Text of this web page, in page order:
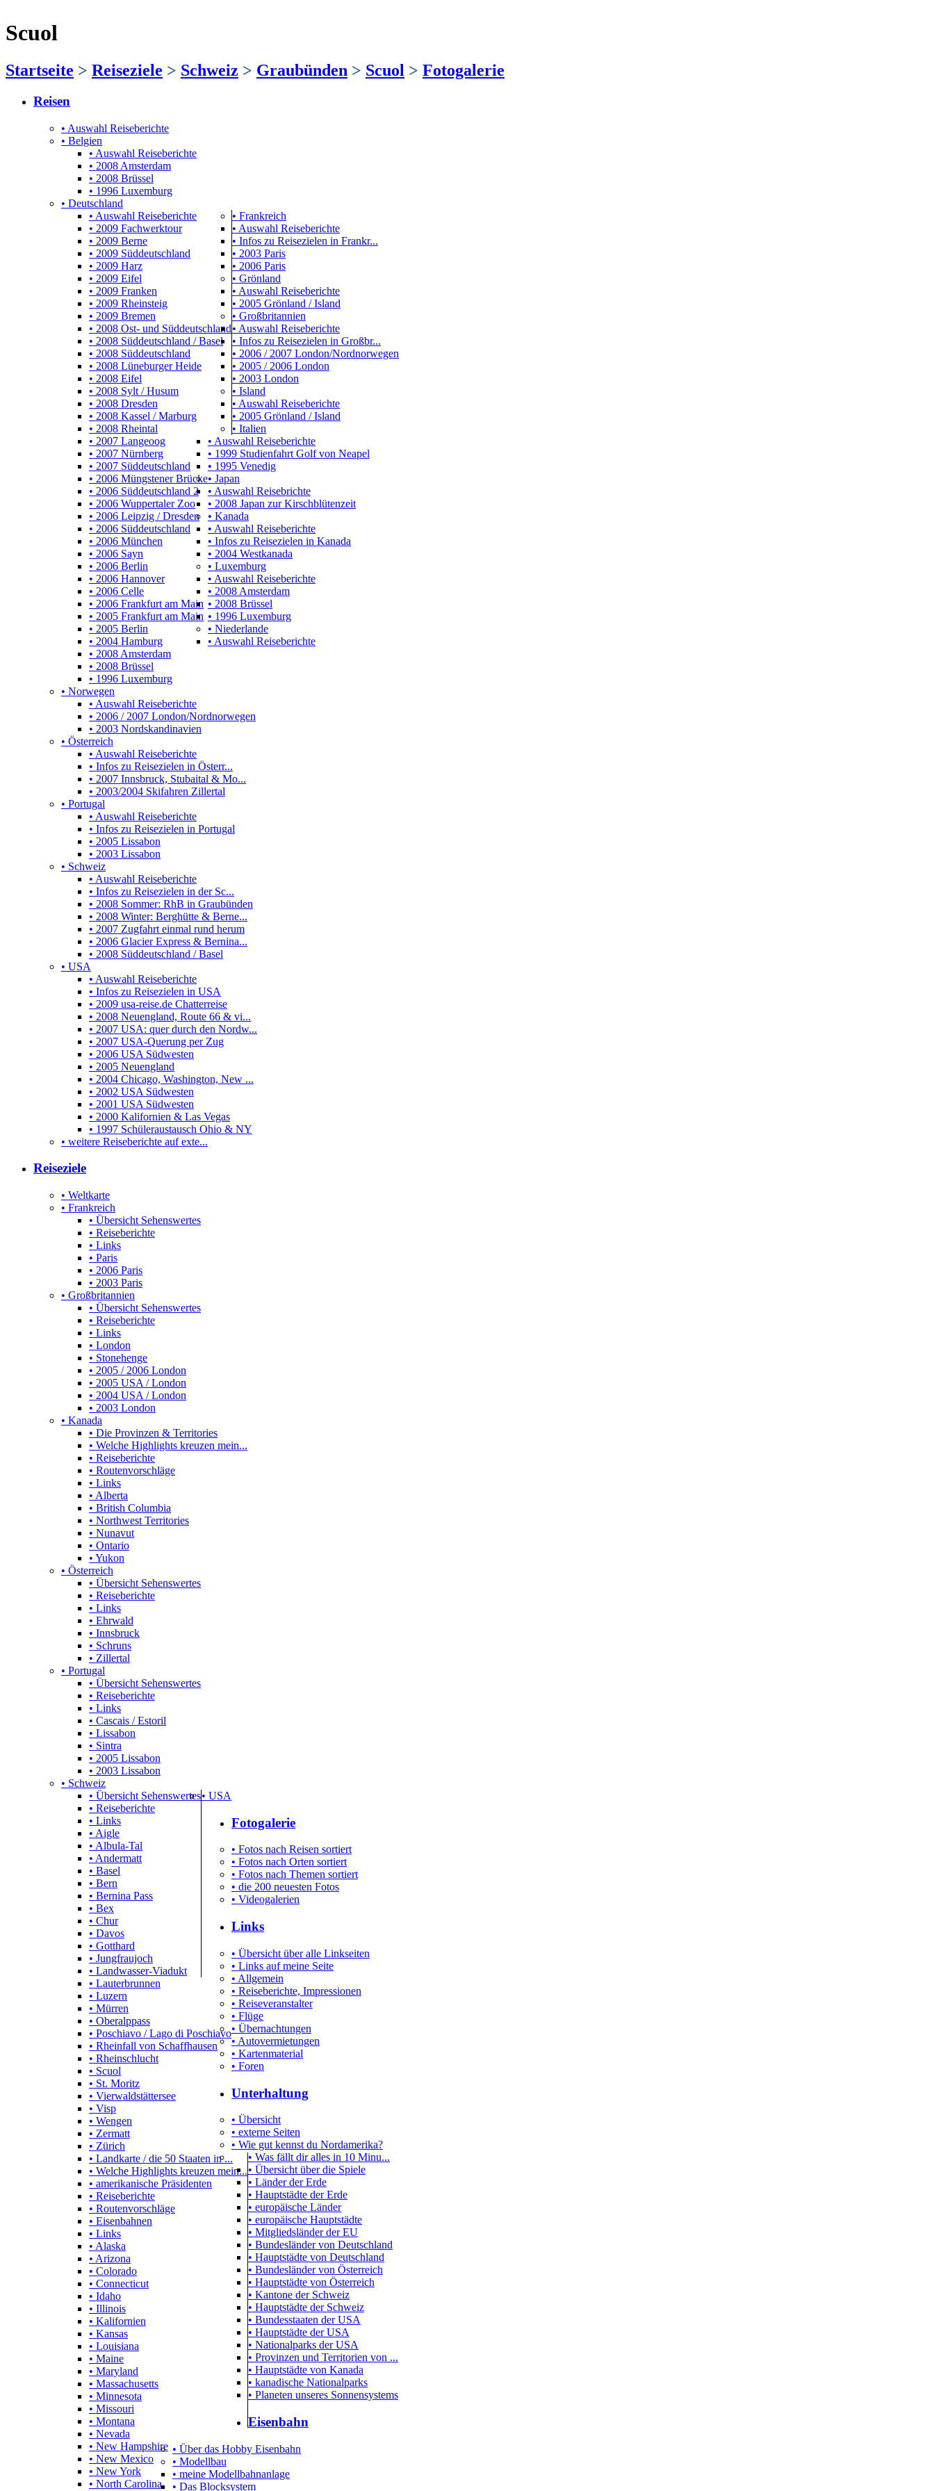
Scuol
Startseite > Reiseziele > Schweiz > Graubünden > Scuol > Fotogalerie
Reisen
• Auswahl Reiseberichte
• Belgien
• Auswahl Reiseberichte
• 2008 Amsterdam
• 2008 Brüssel
• 1996 Luxemburg
• Deutschland
• Auswahl Reiseberichte
• 2009 Fachwerktour
• 2009 Berne
• 2009 Süddeutschland
• 2009 Harz
• 2009 Eifel
• 2009 Franken
• 2009 Rheinsteig
• 2009 Bremen
• 2008 Ost- und Süddeutschland
• 2008 Süddeutschland / Basel
• 2008 Süddeutschland
• 2008 Lüneburger Heide
• 2008 Eifel
• 2008 Sylt / Husum
• 2008 Dresden
• 2008 Kassel / Marburg
• 2008 Rheintal
• 2007 Langeoog
• 2007 Nürnberg
• 2007 Süddeutschland
• 2006 Müngstener Brücke
• 2006 Süddeutschland 2
• 2006 Wuppertaler Zoo
• 2006 Leipzig / Dresden
• 2006 Süddeutschland
• 2006 München
• 2006 Sayn
• 2006 Berlin
• 2006 Hannover
• 2006 Celle
• 2006 Frankfurt am Main
• 2005 Frankfurt am Main
• 2005 Berlin
• 2004 Hamburg
• Frankreich
• Auswahl Reiseberichte
• Infos zu Reisezielen in Frankr...
• 2003 Paris
• 2006 Paris
• Grönland
• Auswahl Reiseberichte
• 2005 Grönland / Island
• Großbritannien
• Auswahl Reiseberichte
• Infos zu Reisezielen in Großbr...
• 2006 / 2007 London/Nordnorwegen
• 2005 / 2006 London
• 2003 London
• Island
• Auswahl Reiseberichte
• 2005 Grönland / Island
• Italien
• Auswahl Reiseberichte
• 1999 Studienfahrt Golf von Neapel
• 1995 Venedig
• Japan
• Auswahl Reisebrichte
• 2008 Japan zur Kirschblütenzeit
• Kanada
• Auswahl Reiseberichte
• Infos zu Reisezielen in Kanada
• 2004 Westkanada
• Luxemburg
• Auswahl Reiseberichte
• 2008 Amsterdam
• 2008 Brüssel
• 1996 Luxemburg
• Niederlande
• Auswahl Reiseberichte
• 2008 Amsterdam
• 2008 Brüssel
• 1996 Luxemburg
• Norwegen
• Auswahl Reiseberichte
• 2006 / 2007 London/Nordnorwegen
• 2003 Nordskandinavien
• Österreich
• Auswahl Reiseberichte
• Infos zu Reisezielen in Österr...
• 2007 Innsbruck, Stubaital & Mo...
• 2003/2004 Skifahren Zillertal
• Portugal
• Auswahl Reiseberichte
• Infos zu Reisezielen in Portugal
• 2005 Lissabon
• 2003 Lissabon
• Schweiz
• Auswahl Reiseberichte
• Infos zu Reisezielen in der Sc...
• 2008 Sommer: RhB in Graubünden
• 2008 Winter: Berghütte & Berne...
• 2007 Zugfahrt einmal rund herum
• 2006 Glacier Express & Bernina...
• 2008 Süddeutschland / Basel
• USA
• Auswahl Reiseberichte
• Infos zu Reisezielen in USA
• 2009 usa-reise.de Chatterreise
• 2008 Neuengland, Route 66 & vi...
• 2007 USA: quer durch den Nordw...
• 2007 USA-Querung per Zug
• 2006 USA Südwesten
• 2005 Neuengland
• 2004 Chicago, Washington, New ...
• 2002 USA Südwesten
• 2001 USA Südwesten
• 2000 Kalifornien & Las Vegas
• 1997 Schüleraustausch Ohio & NY
• weitere Reiseberichte auf exte...
Reiseziele
• Weltkarte
• Frankreich
• Übersicht Sehenswertes
• Reiseberichte
• Links
• Paris
• 2006 Paris
• 2003 Paris
• Großbritannien
• Übersicht Sehenswertes
• Reiseberichte
• Links
• London
• Stonehenge
• 2005 / 2006 London
• 2005 USA / London
• 2004 USA / London
• 2003 London
• Kanada
• Die Provinzen & Territories
• Welche Highlights kreuzen mein...
• Reiseberichte
• Routenvorschläge
• Links
• Alberta
• British Columbia
• Northwest Territories
• Nunavut
• Ontario
• Yukon
• Österreich
• Übersicht Sehenswertes
• Reiseberichte
• Links
• Ehrwald
• Innsbruck
• Schruns
• Zillertal
• Portugal
• Übersicht Sehenswertes
• Reiseberichte
• Links
• Cascais / Estoril
• Lissabon
• Sintra
• 2005 Lissabon
• 2003 Lissabon
• Schweiz
• Übersicht Sehenswertes
• Reiseberichte
• Links
• Aigle
• Albula-Tal
• Andermatt
• Basel
• Bern
• Bernina Pass
• Bex
• Chur
• Davos
• Gotthard
• Jungfraujoch
• Landwasser-Viadukt
• Lauterbrunnen
• Luzern
• Mürren
• Oberalppass
• Poschiavo / Lago di Poschiavo
• Rheinfall von Schaffhausen
• Rheinschlucht
• Scuol
• St. Moritz
• Vierwaldstättersee
• Visp
• Wengen
• Zermatt
• Zürich
• USA
• Landkarte / die 50 Staaten in ...
• Welche Highlights kreuzen mein...
• amerikanische Präsidenten
• Reiseberichte
• Routenvorschläge
• Eisenbahnen
• Links
• Alaska
• Arizona
• Colorado
• Connecticut
• Idaho
• Illinois
• Kalifornien
• Kansas
• Louisiana
• Maine
• Maryland
• Massachusetts
• Minnesota
• Missouri
• Montana
• Nevada
• New Hampshire
• New Mexico
• New York
• North Carolina
Fotogalerie
• Fotos nach Reisen sortiert
• Fotos nach Orten sortiert
• Fotos nach Themen sortiert
• die 200 neuesten Fotos
• Videogalerien
Links
• Übersicht über alle Linkseiten
• Links auf meine Seite
• Allgemein
• Reiseberichte, Impressionen
• Reiseveranstalter
• Flüge
• Übernachtungen
• Autovermietungen
• Kartenmaterial
• Foren
Unterhaltung
• Übersicht
• externe Seiten
• Wie gut kennst du Nordamerika?
• Was fällt dir alles in 10 Minu...
• Übersicht über die Spiele
• Länder der Erde
• Hauptstädte der Erde
• europäische Länder
• europäische Hauptstädte
• Mitgliedsländer der EU
• Bundesländer von Deutschland
• Hauptstädte von Deutschland
• Bundesländer von Österreich
• Hauptstädte von Österreich
• Kantone der Schweiz
• Hauptstädte der Schweiz
• Bundesstaaten der USA
• Hauptstädte der USA
• Nationalparks der USA
• Provinzen und Territorien von ...
• Hauptstädte von Kanada
• kanadische Nationalparks
• Planeten unseres Sonnensystems
Eisenbahn
• Über das Hobby Eisenbahn
• Modellbau
• meine Modellbahnanlage
• Das Blocksystem